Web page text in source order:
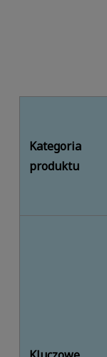
Kategoria
produktu